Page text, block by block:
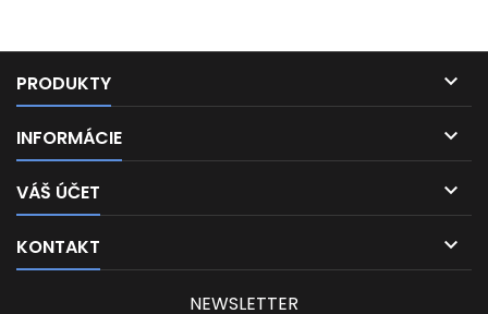
PRODUKTY 
INFORMÁCIE 
VÁŠ ÚČET 
KONTAKT 
NEWSLETTER